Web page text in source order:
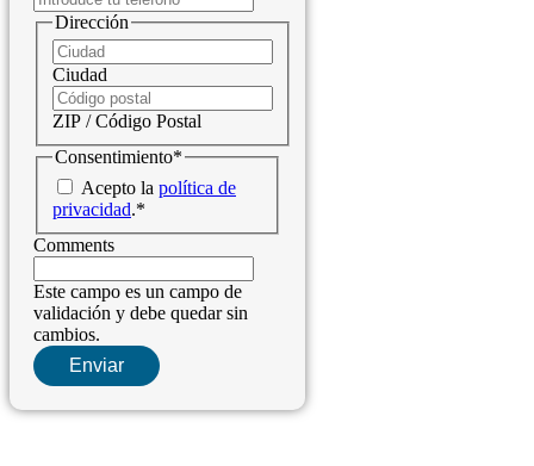
Dirección
Ciudad
ZIP / Código Postal
Consentimiento*
Acepto la política de
privacidad.*
Comments
Este campo es un campo de
validación y debe quedar sin
cambios.